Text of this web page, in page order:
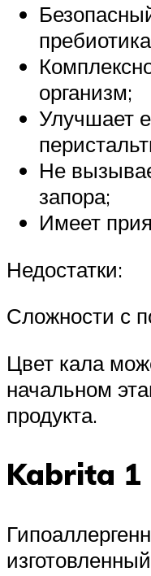
организм;
Улучшает
Не
запора;
Имеет
Недостатки:
Сложности с
Цвет кала
начальном
продукта.
Kabrita 1